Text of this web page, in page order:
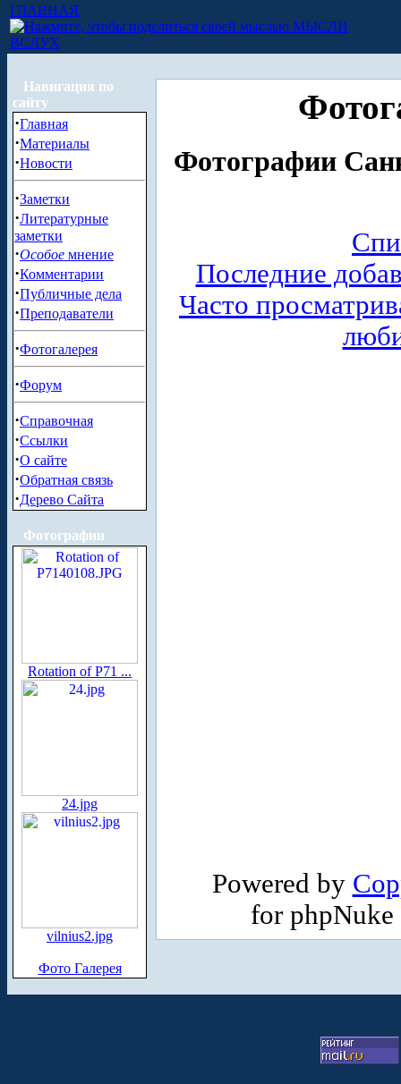
ГЛАВНАЯ
МЫСЛИ
ВСЛУХ
Навигация по
сайту
·Главная
·Материалы
·Новости
·Заметки
·Литературные
заметки
·Особое мнение
·Комментарии
·Публичные дела
·Преподаватели
·Фотогалерея
·Форум
·Справочная
·Ссылки
·О сайте
·Обратная связь
·Дерево Сайта
Фотографии
Rotation of P71 ...
24.jpg
vilnius2.jpg
Фото Галерея
Фотографии
Последние
Часто
Powered by
for